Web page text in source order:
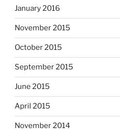
January 2016
November 2015
October 2015
September 2015
June 2015
April 2015
November 2014